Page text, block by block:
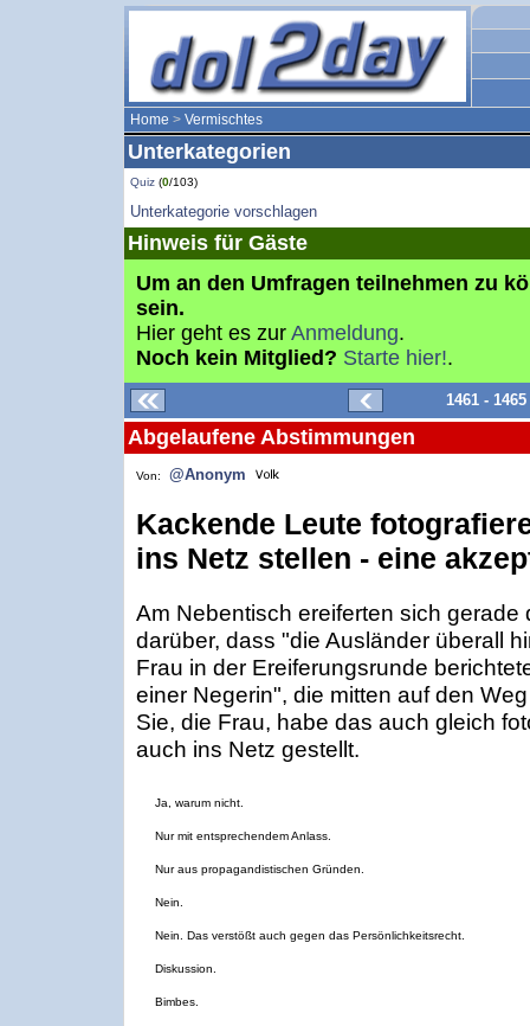
Home > Vermischtes
Unterkategorien
Quiz (0/103)
Unterkategorie vorschlagen
Hinweis für Gäste
Um an den Umfragen teilnehmen zu
sein.
Hier geht es zur Anmeldung.
Noch kein Mitglied? Starte hier!.
1461 -
Abgelaufene Abstimmungen
Von: @Anonym
Kackende Leute
ins Netz stellen - eine
Am Nebentisch ereiferten sich
darüber, dass "die Ausländer überall
Frau in der Ereiferungsrunde
einer Negerin", die mitten auf den
Sie, die Frau, habe das auch gleich
auch ins Netz gestellt.
Ja, warum nicht.
Nur mit entsprechendem Anlass.
Nur aus propagandistischen Gründen.
Nein.
Nein. Das verstößt auch gegen das Persönlichkeitsrecht.
Diskussion.
Bimbes.